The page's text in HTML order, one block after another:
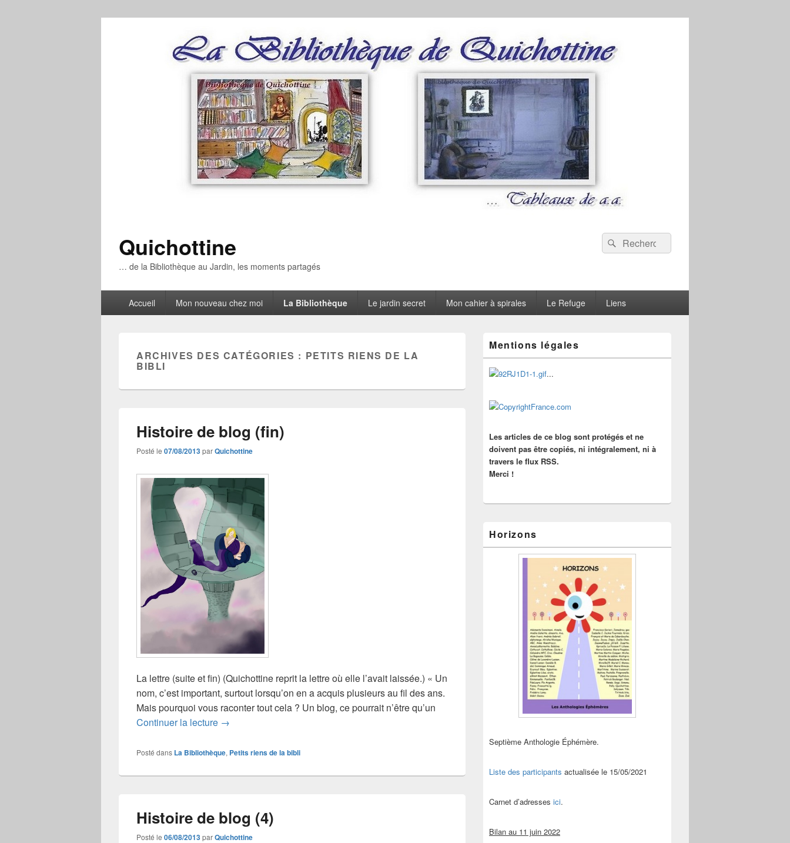
Quichottine
… de la Bibliothèque au Jardin, les moments partagés
Recherche :
Rechercher
principalAccueil Mon nouveau chez moi La Bibliothèque Le jardin secret Mon cahier à spirales Le Refuge Liens
ARCHIVES DES CATÉGORIES : PETITS RIENS DE LA
BIBLI
Histoire de blog (fin)
Posté le 07/08/2013parQuichottine
La lettre (suite et fin) (Quichottine reprit la lettre où elle l’avait laissée.) « Un
nom, c’est important, surtout lorsqu’on en a acquis plusieurs au fil des ans.
Mais pourquoi vous raconter tout cela ? Un blog, ce pourrait n’être qu’un
Continuer la lecture Histoire de blog (fin)
→
Posté dans La Bibliothèque, Petits riens de la bibli
Histoire de blog (4)
Posté le 06/08/2013parQuichottine
principale
de
widget
pour
barre
latérale
Mentions légales
...
Les articles de ce blog sont protégés et ne
doivent pas être copiés, ni intégralement, ni à
travers le flux RSS.
Merci !
Horizons
Septième Anthologie Éphémère.
Liste des participants actualisée le 15/05/2021
Carnet d’adresses ici.
Bilan au 11 juin 2022